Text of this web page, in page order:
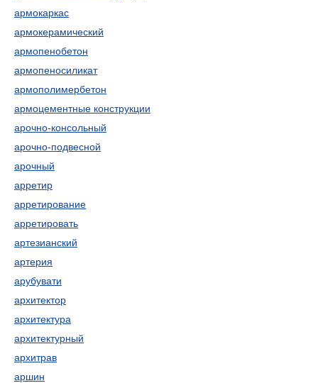
армокаркас
армокерамический
армопенобетон
армопеносиликат
армополимербетон
армоцементные конструкции
арочно-консольный
арочно-подвесной
арочный
арретир
арретирование
арретировать
артезианский
артерия
арубувати
архитектор
архитектура
архитектурный
архитрав
аршин